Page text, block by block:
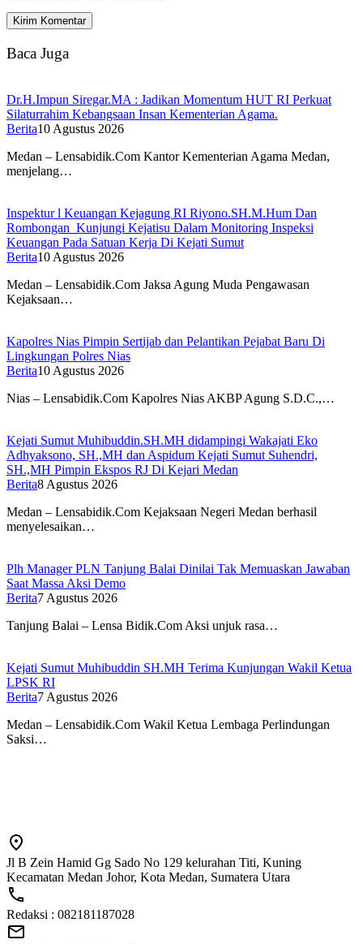
Baca Juga
Dr.H.Impun Siregar.MA : Jadikan Momentum HUT RI Perkuat
Silaturrahim Kebangsaan Insan Kementerian Agama.
Berita10 Agustus 2026
Medan – Lensabidik.Com Kantor Kementerian Agama Medan,
menjelang…
Inspektur l Keuangan Kejagung RI Riyono.SH.M.Hum Dan
Rombongan Kunjungi Kejatisu Dalam Monitoring Inspeksi
Keuangan Pada Satuan Kerja Di Kejati Sumut
Berita10 Agustus 2026
Medan – Lensabidik.Com Jaksa Agung Muda Pengawasan
Kejaksaan…
Kapolres Nias Pimpin Sertijab dan Pelantikan Pejabat Baru Di
Lingkungan Polres Nias
Berita10 Agustus 2026
Nias – Lensabidik.Com Kapolres Nias AKBP Agung S.D.C.,…
Kejati Sumut Muhibuddin.SH.MH didampingi Wakajati Eko
Adhyaksono, SH.,MH dan Aspidum Kejati Sumut Suhendri,
SH.,MH Pimpin Ekspos RJ Di Kejari Medan
Berita8 Agustus 2026
Medan – Lensabidik.Com Kejaksaan Negeri Medan berhasil
menyelesaikan…
Plh Manager PLN Tanjung Balai Dinilai Tak Memuaskan Jawaban
Saat Massa Aksi Demo
Berita7 Agustus 2026
Tanjung Balai – Lensa Bidik.Com Aksi unjuk rasa…
Kejati Sumut Muhibuddin SH.MH Terima Kunjungan Wakil Ketua
LPSK RI
Berita7 Agustus 2026
Medan – Lensabidik.Com Wakil Ketua Lembaga Perlindungan
Saksi…
Jl B Zein Hamid Gg Sado No 129 kelurahan Titi, Kuning
Kecamatan Medan Johor, Kota Medan, Sumatera Utara
Redaksi : 082181187028